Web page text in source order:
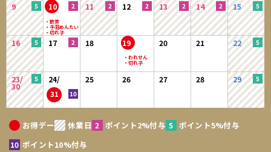
9 10 11 12 13 14 15
16 17 18 19 20 21 22
23/
30
24/
31
25 26 27 28 29
お得デー 休業日 ポイント2%付与
ポイント5%付与
ポイント10%付与